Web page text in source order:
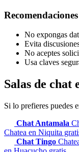
No expongas
Evita
No aceptes
Usa claves
Salas de chat
Si lo prefieres puedes
Chat Antamala
Chatea en Niquita
Chat Tingo